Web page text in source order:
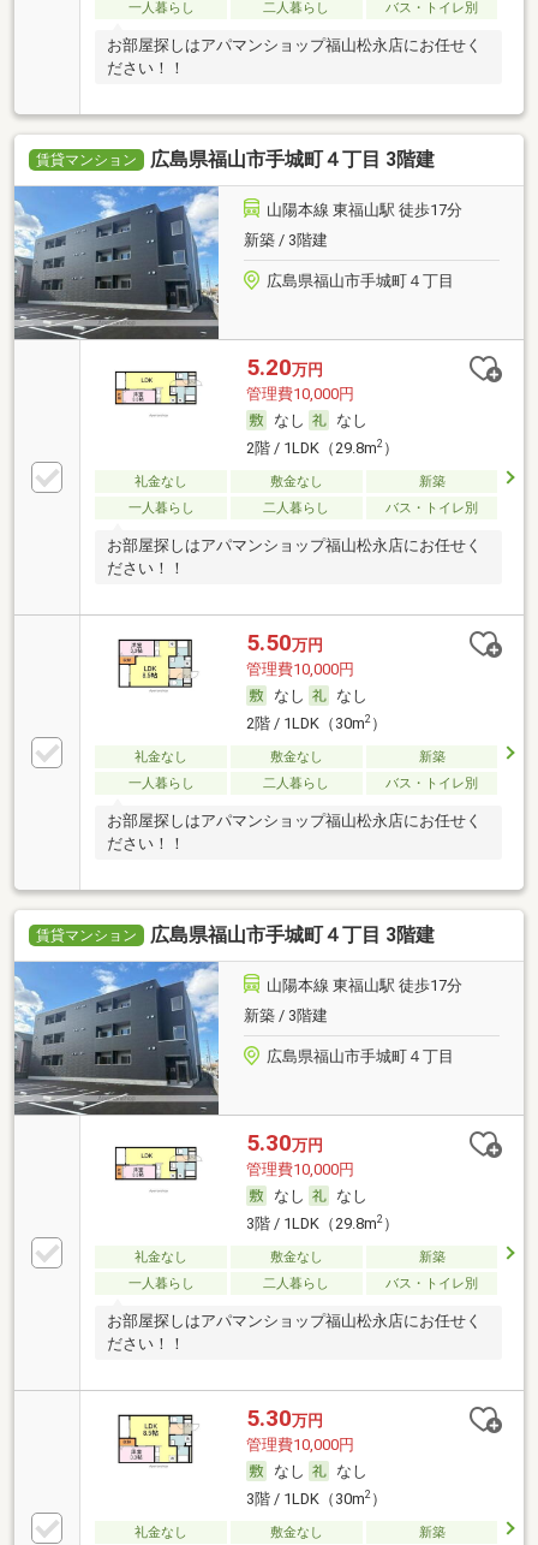
一人暮らし 二人暮らし バス・トイレ別
お部屋探しはアパマンショップ福山松永店にお任せく
ださい！！
賃貸マンション 広島県福山市手城町４丁目 3階建
山陽本線 東福山駅 徒歩17分
新築 / 3階建
広島県福山市手城町４丁目
5.20万円
管理費10,000円
なし
なし
2階 / 1LDK（29.8m2）
礼金なし 敷金なし
新築
一人暮らし
二人暮らし バス・トイレ別
お部屋探しはアパマンショップ福山松永店にお任せく
ださい！！
5.50万円
管理費10,000円
なし
なし
2階 / 1LDK（30m2）
礼金なし 敷金なし
新築
一人暮らし
二人暮らし バス・トイレ別
お部屋探しはアパマンショップ福山松永店にお任せく
ださい！！
賃貸マンション 広島県福山市手城町４丁目 3階建
山陽本線 東福山駅 徒歩17分
新築 / 3階建
広島県福山市手城町４丁目
5.30万円
管理費10,000円
なし
なし
3階 / 1LDK（29.8m2）
礼金なし 敷金なし
新築
一人暮らし
二人暮らし バス・トイレ別
お部屋探しはアパマンショップ福山松永店にお任せく
ださい！！
5.30万円
管理費10,000円
なし
なし
3階 / 1LDK（30m2）
礼金なし 敷金なし
新築